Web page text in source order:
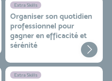
Extra Skills
Organiser son quotidien
professionnel pour
gagner en efficacité et
sérénité
Extra Skills